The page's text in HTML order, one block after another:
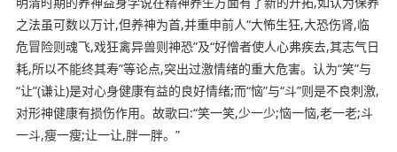
之法虽可数以万计,但养神为首,并重申前人“大怖生狂,大恐伤肾,临
危冒险则魂飞,戏狂禽异兽则神恐”及“好憎者使人心弗疾去,其志气日
耗,所以不能终其寿”等论点,突出过激情绪的重大危害。认为“笑”与
“让”(谦让)是对心身健康有益的良好情绪;而“恼”与“斗”则是不良刺激,
对形神健康有损伤作用。故歌曰:“笑一笑,少一少;恼一恼,老一老;斗
一斗,瘦一瘦;让一让,胖一胖。”